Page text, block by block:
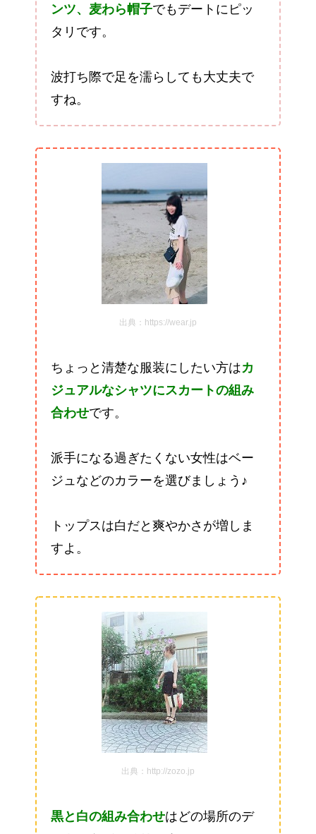
ンツ、麦わら帽子でもデートにピッ
タリです。
波打ち際で足を濡らしても大丈夫で
すね。
出典：https://wear.jp
ちょっと清楚な服装にしたい方はカ
ジュアルなシャツにスカートの組み
合わせです。
派手になる過ぎたくない女性はベー
ジュなどのカラーを選びましょう♪
トップスは白だと爽やかさが増しま
すよ。
出典：http://zozo.jp
黒と白の組み合わせはどの場所のデ